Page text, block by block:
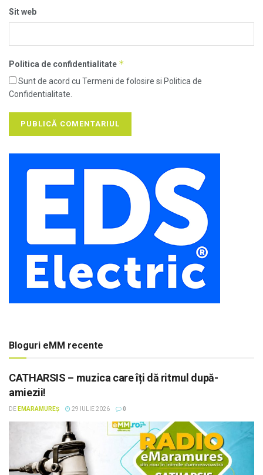
Sit web
Politica de confidentialitate *
Sunt de acord cu Termeni de folosire si Politica de
Confidentialitate.
Bloguri eMM recente
CATHARSIS – muzica care îți dă ritmul după-
amiezii!
DE EMARAMUREȘ 29 IULIE 2026 0